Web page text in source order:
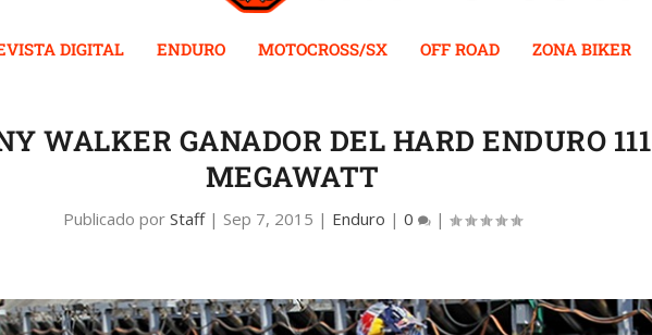
DIGITAL ENDURO MOTOCROSS/SX OFF ROAD ZONA BIKER
WALKER GANADOR DEL HARD ENDURO 111
MEGAWATT
Publicado porStaff| Sep 7, 2015 | Enduro |0 |